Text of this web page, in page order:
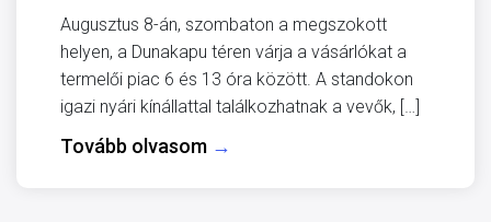
Augusztus 8-án, szombaton a megszokott
helyen, a Dunakapu téren várja a vásárlókat a
termelői piac 6 és 13 óra között. A standokon
igazi nyári kínállattal találkozhatnak a vevők, […]
Tovább olvasom →